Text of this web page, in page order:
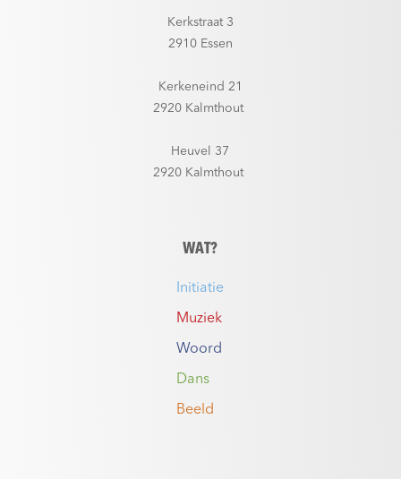
Kerkstraat 3
2910 Essen
Kerkeneind 21
2920 Kalmthout
Heuvel 37
2920 Kalmthout
WAT?
Initiatie
Muziek
Woord
Dans
Beeld